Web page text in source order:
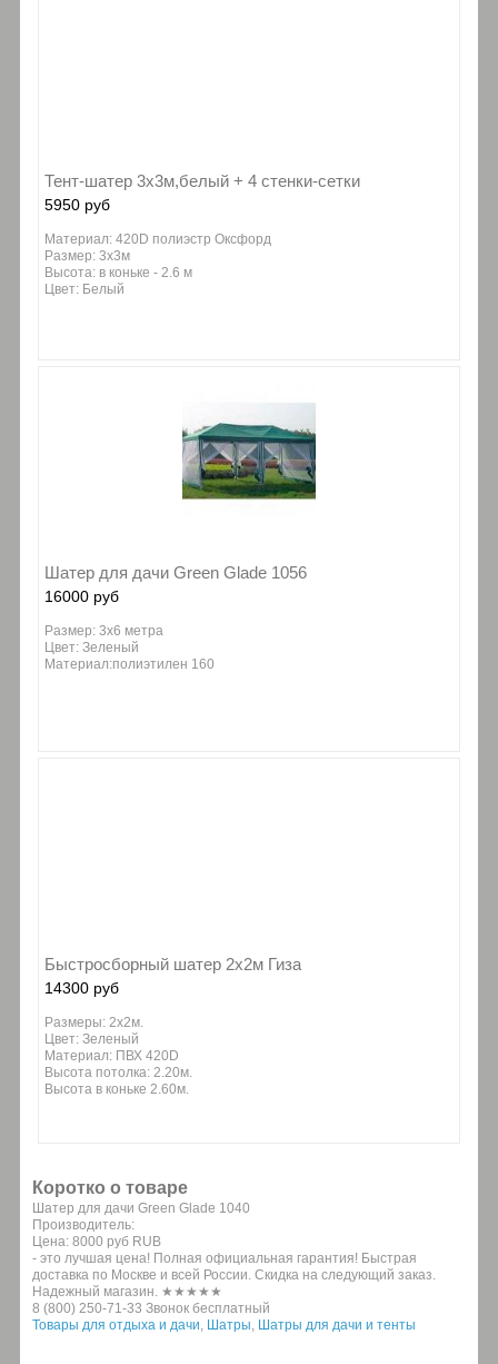
Тент-шатер 3х3м,белый + 4 стенки-сетки
5950 руб
Материал: 420D полиэстр Оксфорд
Размер: 3x3м
Высота: в коньке - 2.6 м
Цвет: Белый
Шатер для дачи Green Glade 1056
16000 руб
Размер: 3х6 метра
Цвет: Зеленый
Материал:полиэтилен 160
Быстросборный шатер 2х2м Гиза
14300 руб
Размеры: 2х2м.
Цвет: Зеленый
Материал: ПВХ 420D
Высота потолка: 2.20м.
Высота в коньке 2.60м.
Коротко о товаре
Шатер для дачи Green Glade 1040
Производитель:
Цена: 8000 руб RUB
- это лучшая цена! Полная официальная гарантия! Быстрая
доставка по Москве и всей России. Скидка на следующий заказ.
Надежный магазин. ★★★★★
8 (800) 250-71-33 Звонок бесплатный
Товары для отдыха и дачи Шатры Шатры для дачи и тенты